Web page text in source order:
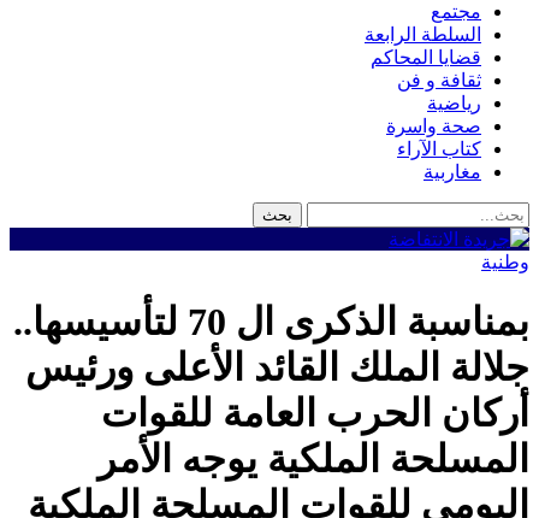
مجتمع
السلطة الرابعة
قضايا المحاكم
ثقافة و فن
رياضية
صحة واسرة
كتاب الآراء
مغاربية
وطنية
بمناسبة الذكرى ال 70 لتأسيسها..
جلالة الملك القائد الأعلى ورئيس
أركان الحرب العامة للقوات
المسلحة الملكية يوجه الأمر
اليومي للقوات المسلحة الملكية